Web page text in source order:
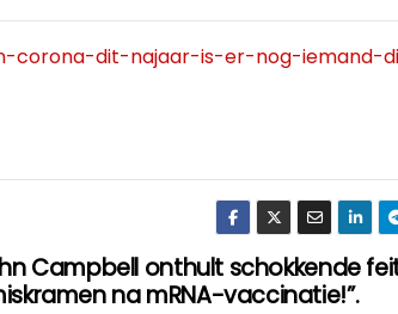
corona-dit-najaar-is-er-nog-iemand-
Campbell onthult schokkende
na mRNA-vaccinatie!”.